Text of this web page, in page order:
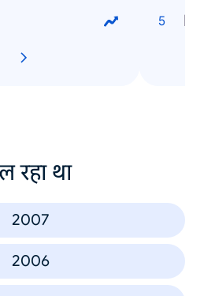
रहा था
2007
2006